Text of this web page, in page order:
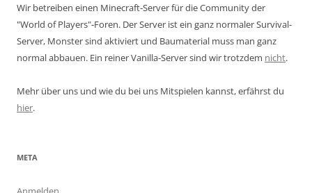
Wir betreiben einen Minecraft-Server für die Community der
"World of Players"-Foren. Der Server ist ein ganz normaler Survival-
Server, Monster sind aktiviert und Baumaterial muss man ganz
normal abbauen. Ein reiner Vanilla-Server sind wir trotzdem nicht.
Mehr über uns und wie du bei uns Mitspielen kannst, erfährst du
hier.
META